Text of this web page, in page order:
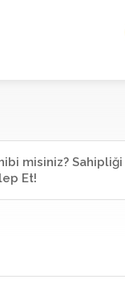
misiniz? Sahipliği
Et!